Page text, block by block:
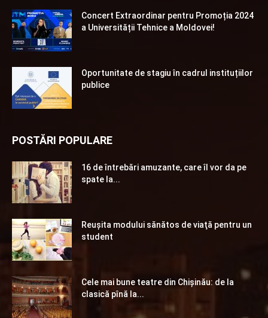
Concert Extraordinar pentru Promoția 2024
a Universității Tehnice a Moldovei!
Oportunitate de stagiu în cadrul instituțiilor
publice
POSTĂRI POPULARE
16 de întrebări amuzante, care îl vor da pe
spate la...
Reuşita modului sănătos de viaţă pentru un
student
Cele mai bune teatre din Chişinău: de la
clasică pînă la...